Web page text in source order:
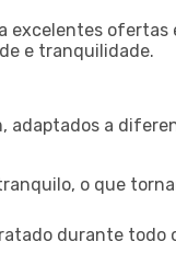
excelentes
e tranquilidade.
adaptados a
o que
durante todo